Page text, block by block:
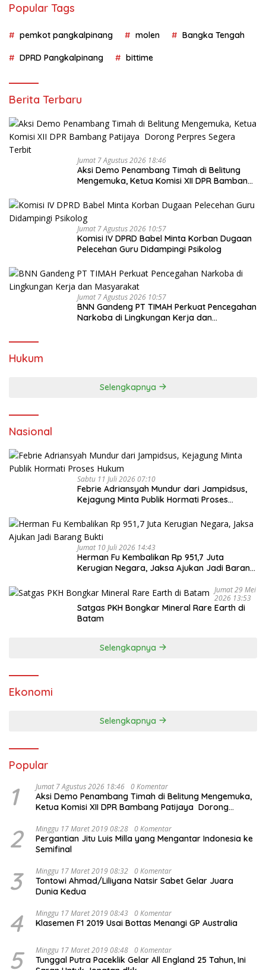
Popular Tags
pemkot pangkalpinang molen Bangka Tengah
DPRD Pangkalpinang bittime
Berita Terbaru
Jumat 7 Agustus 2026 18:46
Aksi Demo Penambang Timah di Belitung
Mengemuka, Ketua Komisi XII DPR Bambang
Jumat 7 Agustus 2026 10:57
Komisi IV DPRD Babel Minta Korban Dugaan
Pelecehan Guru Didampingi Psikolog
Jumat 7 Agustus 2026 10:57
BNN Gandeng PT TIMAH Perkuat Pencegahan
Narkoba di Lingkungan Kerja dan
Hukum
Selengkapnya
Nasional
Sabtu 11 Juli 2026 07:10
Febrie Adriansyah Mundur dari Jampidsus,
Kejagung Minta Publik Hormati Proses
Jumat 10 Juli 2026 14:43
Herman Fu Kembalikan Rp 951,7 Juta
Kerugian Negara, Jaksa Ajukan Jadi Barang
Jumat 29 Mei
2026 13:53
Satgas PKH Bongkar Mineral Rare Earth di
Selengkapnya
Ekonomi
Selengkapnya
Popular
1 Jumat 7 Agustus 2026 18:46 0 Komentar
Aksi Demo Penambang Timah di Belitung Mengemuka,
Ketua Komisi XII DPR Bambang Patijaya Dorong
2 Minggu 17 Maret 2019 08:28 0 Komentar
Pergantian Jitu Luis Milla yang Mengantar Indonesia ke
Semifinal
3 Minggu 17 Maret 2019 08:32 0 Komentar
Tontowi Ahmad/Liliyana Natsir Sabet Gelar Juara
Dunia Kedua
4 Minggu 17 Maret 2019 08:43 0 Komentar
Klasemen F1 2019 Usai Bottas Menangi GP Australia
5 Minggu 17 Maret 2019 08:48 0 Komentar
Tunggal Putra Paceklik Gelar All England 25 Tahun, Ini